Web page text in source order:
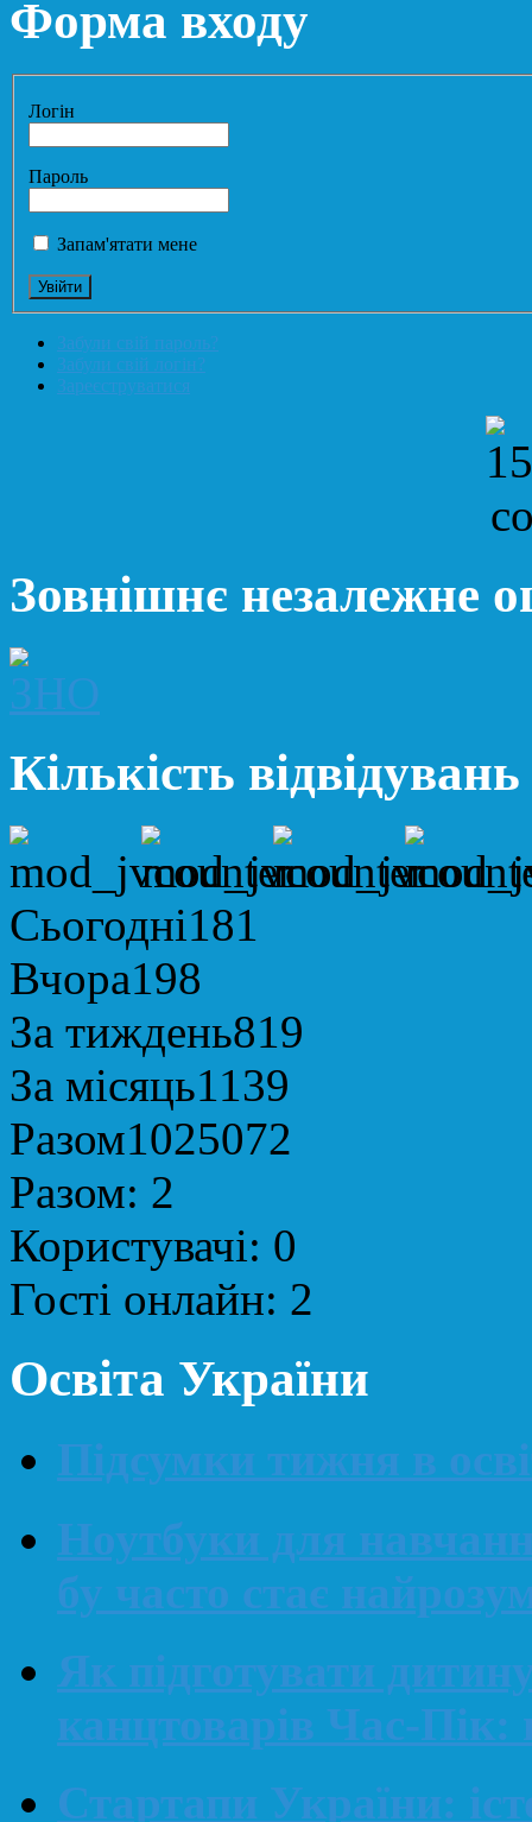
Форма входу
Логін
Пароль
Запам'ятати мене
Забули свій пароль?
Забули свій логін?
Зареєструватися
Зовнішнє незалежне
Кількість відвідувань
Сьогодні181
Вчора198
За тиждень819
За місяць1139
Разом1025072
Разом: 2
Користувачі: 0
Гості онлайн: 2
Освіта України
Підсумки тижня в
Ноутбуки для
бу часто стає
Як підготувати
канцтоварів Час-Пік:
Стартапи України: